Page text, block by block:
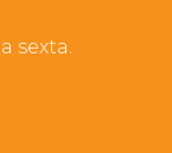
sexta.